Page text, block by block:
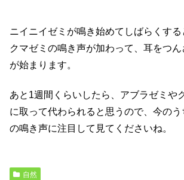
ニイニイゼミが鳴き始めてしばらくす
クマゼミの鳴き声が加わって、耳をつ
が始まります。
あと1週間くらいしたら、アブラゼミや
に取って代わられると思うので、今のう
の鳴き声に注目して見てくださいね。
自然